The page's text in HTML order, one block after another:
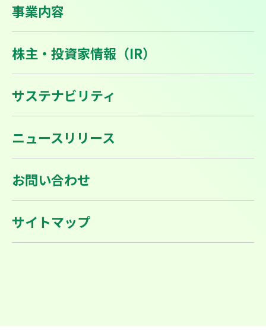
事業内容
株主・投資家情報（IR）
サステナビリティ
ニュースリリース
お問い合わせ
サイトマップ